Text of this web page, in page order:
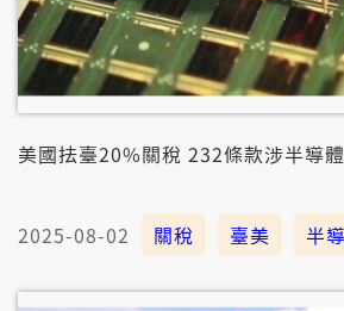
美國抾臺20%關稅 232條款涉半導
2025-08-02 關稅 臺美 半